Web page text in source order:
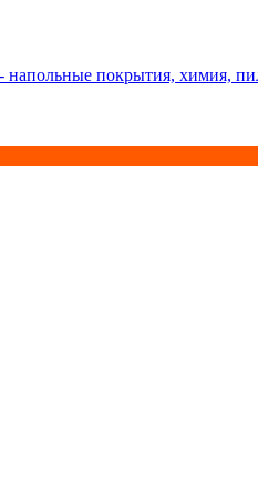
напольные покрытия, химия,